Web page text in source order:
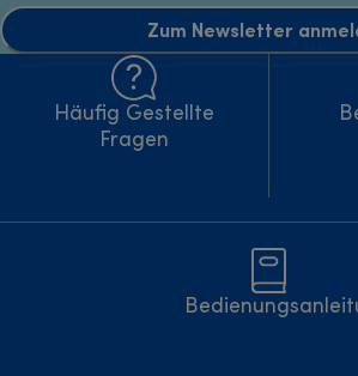
Zum Newsletter
Häufig Gestellte
Fragen